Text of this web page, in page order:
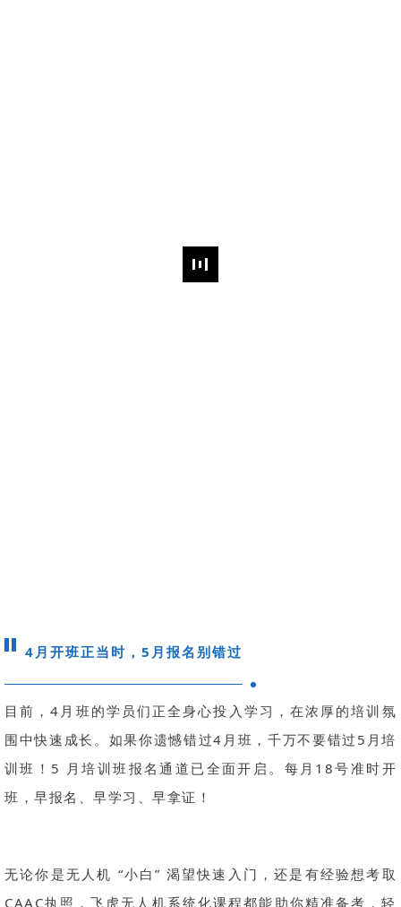
4月开班正当时，5月报名别错过
目前，4月班的学员们正全身心投入学习，在浓厚的培训氛
围中快速成长。如果你遗憾错过4月班，千万不要错过5月培
训班！ 5 月培训班报名通道已全面开启。每月18号准时开
班，早报名、早学习、早拿证！
无论你是无人机 “小白” 渴望快速入门，还是有经验想考取
CAAC执照，飞虎无人机系统化课程都能助你精准备考，轻